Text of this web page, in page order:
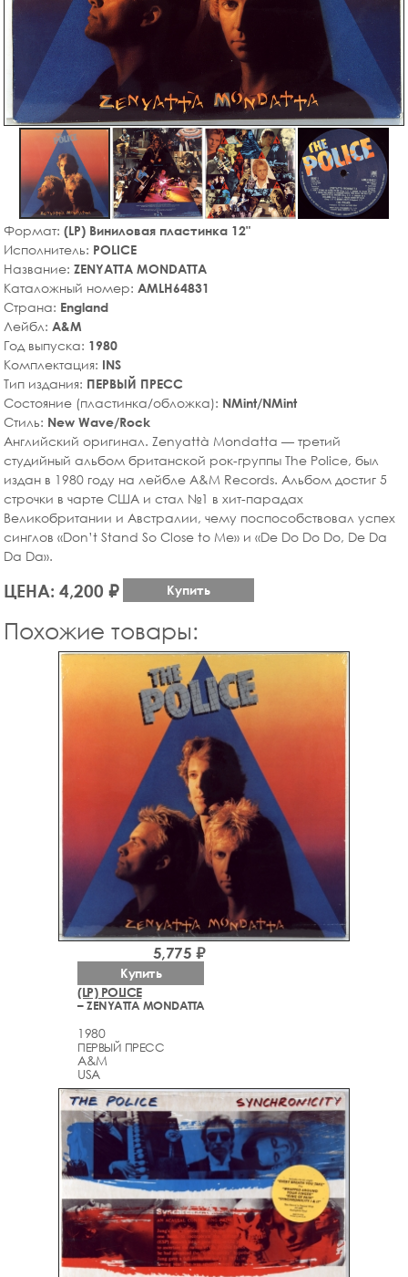
Формат: (LP) Виниловая пластинка 12"
Исполнитель: POLICE
Название: ZENYATTA MONDATTA
Каталожный номер: AMLH64831
Страна: England
Лейбл: A&M
Год выпуска: 1980
Комплектация: INS
Тип издания: ПЕРВЫЙ ПРЕСС
Состояние (пластинка/обложка): NMint/NMint
Стиль: New Wave/Rock
Английский оригинал. Zenyattà Mondatta — третий
студийный альбом британской рок-группы The Police, был
издан в 1980 году на лейбле A&M Records. Альбом достиг 5
строчки в чарте США и стал №1 в хит-парадах
Великобритании и Австралии, чему поспособствовал успех
синглов «Don’t Stand So Close to Me» и «De Do Do Do, De Da
Da Da».
ЦЕНА: 4,200 ₽ Купить
Похожие товары:
(LP) POLICE
– ZENYATTA MONDATTA
1980
ПЕРВЫЙ ПРЕСС
A&M
USA
5,775 ₽
Купить